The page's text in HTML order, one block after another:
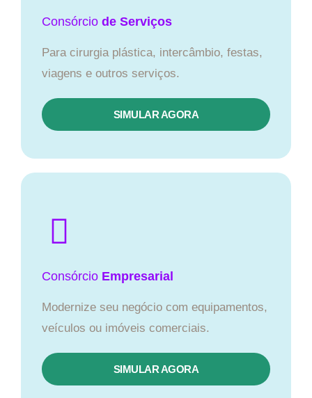
Consórcio de Serviços
Para cirurgia plástica, intercâmbio, festas,
viagens e outros serviços.
SIMULAR AGORA
Consórcio Empresarial
Modernize seu negócio com equipamentos,
veículos ou imóveis comerciais.
SIMULAR AGORA